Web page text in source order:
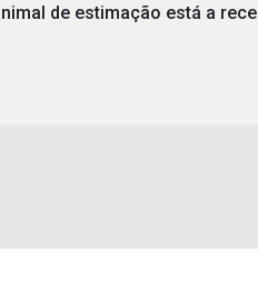
de estimação está a